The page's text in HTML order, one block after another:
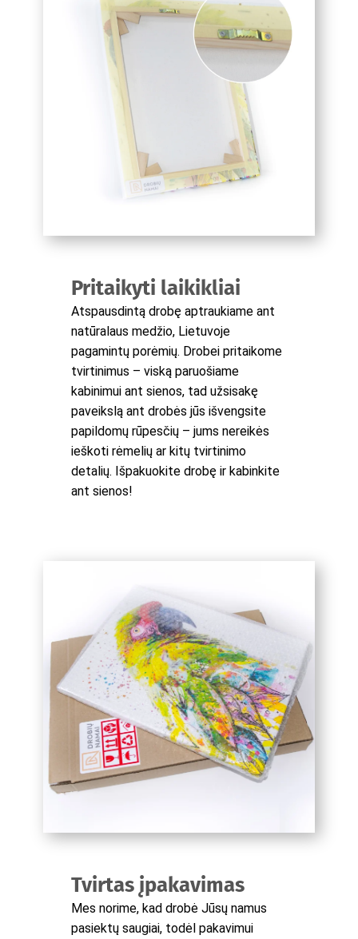
Pritaikyti laikikliai
Atspausdintą drobę aptraukiame ant
natūralaus medžio, Lietuvoje
pagamintų porėmių. Drobei pritaikome
tvirtinimus – viską paruošiame
kabinimui ant sienos, tad užsisakę
paveikslą ant drobės jūs išvengsite
papildomų rūpesčių – jums nereikės
ieškoti rėmelių ar kitų tvirtinimo
detalių. Išpakuokite drobę ir kabinkite
ant sienos!
Tvirtas įpakavimas
Mes norime, kad drobė Jūsų namus
pasiektų saugiai, todėl pakavimui